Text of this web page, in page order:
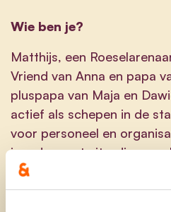
Wie ben je?
Matthijs, een
Vriend van Anna en papa
pluspapa van Maja en
actief als schepen in de
voor personeel en
jeugd, smart city,
mondiaal beleid. Zorgen
nauw aan het hart, want